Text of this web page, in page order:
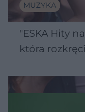
MUZYKA
"ESKA Hity
która